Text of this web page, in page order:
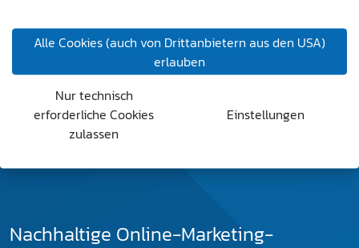
den Überblick, ohne sich selbst um technische oder
organisatorische Details kümmern zu müssen.
Nachhaltige Online-Marketing-
Alle Cookies (auch von Drittanbietern aus den USA)
erlauben
Nur technisch
erforderliche Cookies
zulassen
Einstellungen